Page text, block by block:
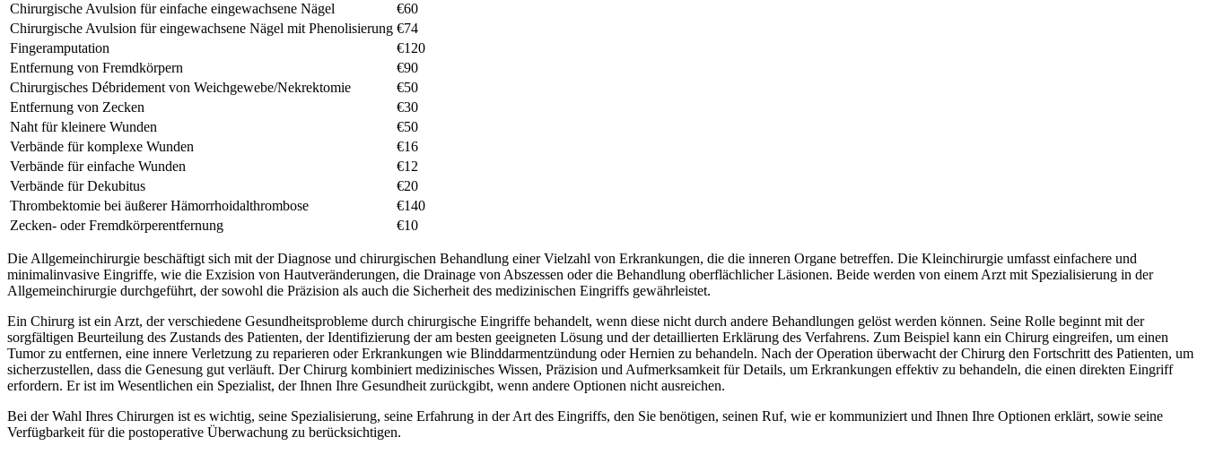
Chirurgische Avulsion für einfache eingewachsene Nägel
€60
Chirurgische Avulsion für eingewachsene Nägel mit Phenolisierung €74
Fingeramputation
€120
Entfernung von Fremdkörpern
€90
Chirurgisches Débridement von Weichgewebe/Nekrektomie
€50
Entfernung von Zecken
€30
Naht für kleinere Wunden
€50
Verbände für komplexe Wunden
€16
Verbände für einfache Wunden
€12
Verbände für Dekubitus
€20
Thrombektomie bei äußerer Hämorrhoidalthrombose
€140
Zecken- oder Fremdkörperentfernung
€10
Die Allgemeinchirurgie beschäftigt sich mit der Diagnose und chirurgischen Behandlung einer Vielzahl von Erkrankungen, die die inneren Organe betreffen. Die Kleinchirurgie umfasst einfachere und
minimalinvasive Eingriffe, wie die Exzision von Hautveränderungen, die Drainage von Abszessen oder die Behandlung oberflächlicher Läsionen. Beide werden von einem Arzt mit Spezialisierung in der
Allgemeinchirurgie durchgeführt, der sowohl die Präzision als auch die Sicherheit des medizinischen Eingriffs gewährleistet.
Ein Chirurg ist ein Arzt, der verschiedene Gesundheitsprobleme durch chirurgische Eingriffe behandelt, wenn diese nicht durch andere Behandlungen gelöst werden können. Seine Rolle beginnt mit der
sorgfältigen Beurteilung des Zustands des Patienten, der Identifizierung der am besten geeigneten Lösung und der detaillierten Erklärung des Verfahrens. Zum Beispiel kann ein Chirurg eingreifen, um einen
Tumor zu entfernen, eine innere Verletzung zu reparieren oder Erkrankungen wie Blinddarmentzündung oder Hernien zu behandeln. Nach der Operation überwacht der Chirurg den Fortschritt des Patienten, um
sicherzustellen, dass die Genesung gut verläuft. Der Chirurg kombiniert medizinisches Wissen, Präzision und Aufmerksamkeit für Details, um Erkrankungen effektiv zu behandeln, die einen direkten Eingriff
erfordern. Er ist im Wesentlichen ein Spezialist, der Ihnen Ihre Gesundheit zurückgibt, wenn andere Optionen nicht ausreichen.
Bei der Wahl Ihres Chirurgen ist es wichtig, seine Spezialisierung, seine Erfahrung in der Art des Eingriffs, den Sie benötigen, seinen Ruf, wie er kommuniziert und Ihnen Ihre Optionen erklärt, sowie seine
Verfügbarkeit für die postoperative Überwachung zu berücksichtigen.